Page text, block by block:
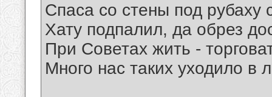
Спаса со стены под рубаху
Хату подпалил, да обрез
При Советах жить -
Много нас таких уходило в